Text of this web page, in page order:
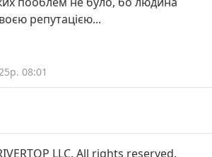
репутацією...
08:01
LLC. All rights reserved.